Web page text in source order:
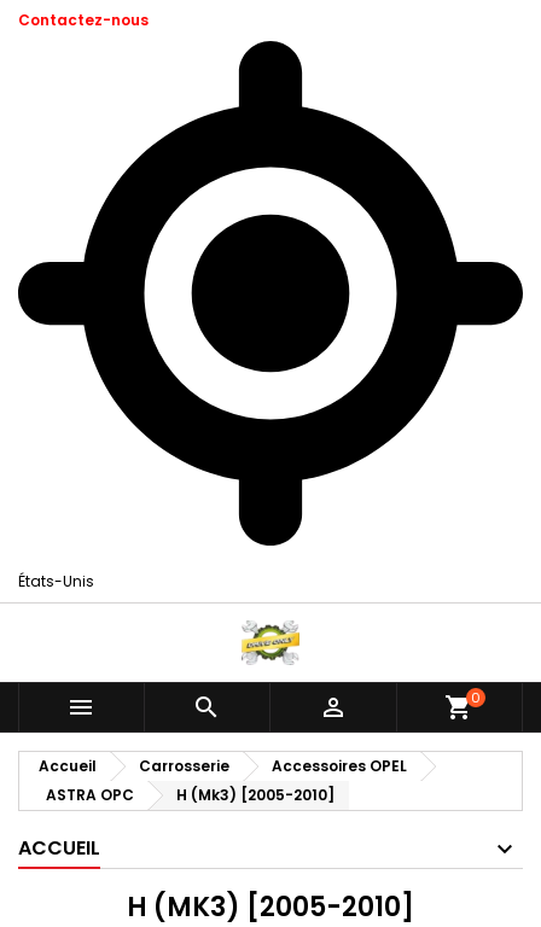
Contactez-nous
États-Unis
   shopping_cart0
Accueil Carrosserie
Accessoires OPEL
ASTRA OPC
H (Mk3) [2005-2010]
ACCUEIL
H (MK3) [2005-2010]